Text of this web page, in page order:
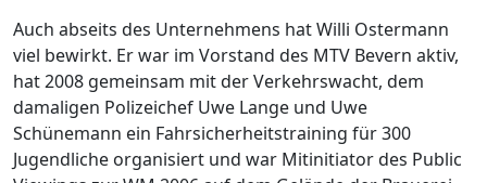
Auch abseits des Unternehmens hat Willi Ostermann
viel bewirkt. Er war im Vorstand des MTV Bevern aktiv,
hat 2008 gemeinsam mit der Verkehrswacht, dem
damaligen Polizeichef Uwe Lange und Uwe
Schünemann ein Fahrsicherheitstraining für 300
Jugendliche organisiert und war Mitinitiator des Public